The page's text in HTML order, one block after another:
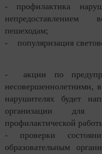
- профилактика
непредоставлением
пешеходам;
- популяризация
- акции по
несовершеннолетними,
нарушителях будет
организации для
профилактической
- проверки
образовательным